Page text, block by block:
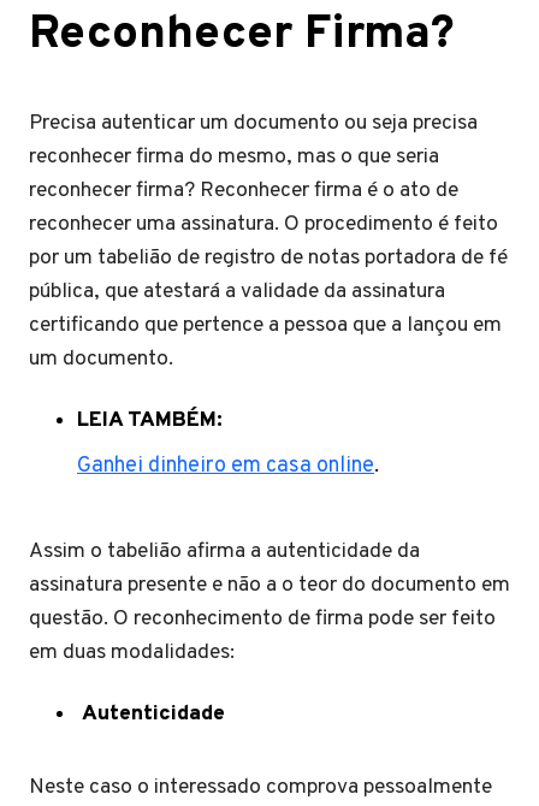
Reconhecer Firma?
Precisa autenticar um documento ou seja precisa
reconhecer firma do mesmo, mas o que seria
reconhecer firma? Reconhecer firma é o ato de
reconhecer uma assinatura. O procedimento é feito
por um tabelião de registro de notas portadora de fé
pública, que atestará a validade da assinatura
certificando que pertence a pessoa que a lançou em
um documento.
LEIA TAMBÉM:
Ganhei dinheiro em casa online.
Assim o tabelião afirma a autenticidade da
assinatura presente e não a o teor do documento em
questão. O reconhecimento de firma pode ser feito
em duas modalidades:
Autenticidade
Neste caso o interessado comprova pessoalmente